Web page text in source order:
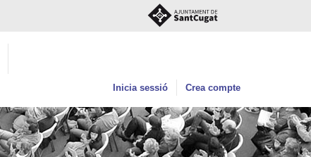
Inicia sessió Crea compte